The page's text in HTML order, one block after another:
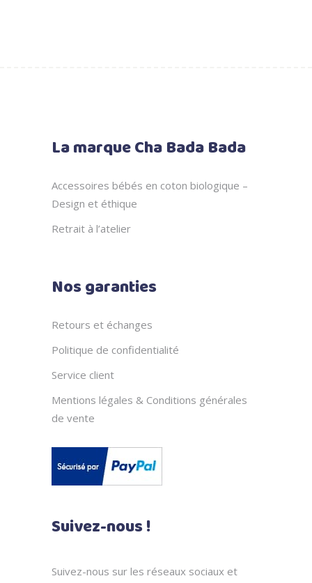
La marque Cha Bada Bada
Accessoires bébés en coton biologique –
Design et éthique
Retrait à l’atelier
Nos garanties
Retours et échanges
Politique de confidentialité
Service client
Mentions légales & Conditions générales
de vente
Suivez-nous !
Suivez-nous sur les réseaux sociaux et